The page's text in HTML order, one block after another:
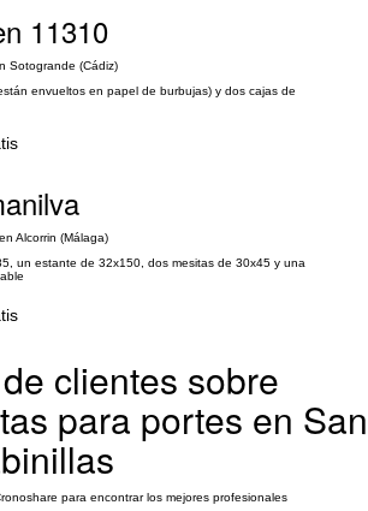
11310
Sotogrande (Cádiz)
envueltos en papel de burbujas) y dos cajas de
Alcorrin (Málaga)
un estante de 32x150, dos mesitas de 30x45 y una
clientes sobre
para portes en San
para encontrar los mejores profesionales